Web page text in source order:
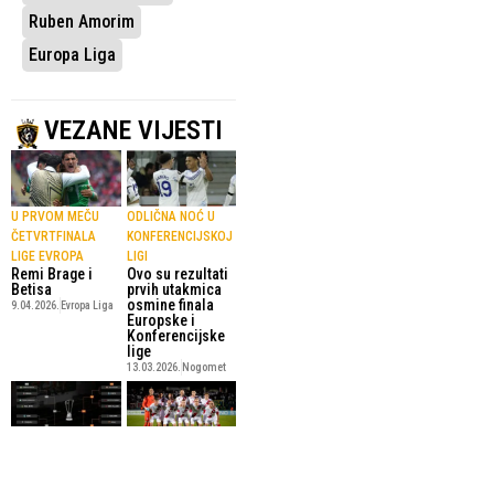
Ruben Amorim
Europa Liga
VEZANE VIJESTI
U PRVOM MEČU
ČETVRTFINALA
LIGE EVROPA
Remi Brage i
Betisa
9.04.2026. Evropa Liga
ODLIČNA NOĆ U
KONFERENCIJSKOJ
LIGI
Ovo su rezultati
prvih utakmica
osmine finala
Europske i
Konferencijske
lige
13.03.2026. Nogomet